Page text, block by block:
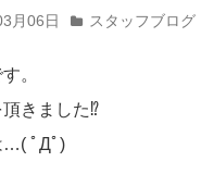
月06日 スタッフブログ
。
きました⁉
…( ﾟДﾟ)
a